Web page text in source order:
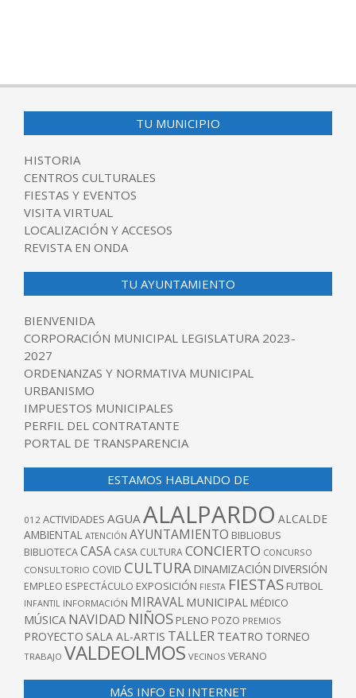
TU MUNICIPIO
HISTORIA
CENTROS CULTURALES
FIESTAS Y EVENTOS
VISITA VIRTUAL
LOCALIZACIÓN Y ACCESOS
REVISTA EN ONDA
TU AYUNTAMIENTO
BIENVENIDA
CORPORACIÓN MUNICIPAL LEGISLATURA 2023-
2027
ORDENANZAS Y NORMATIVA MUNICIPAL
URBANISMO
IMPUESTOS MUNICIPALES
PERFIL DEL CONTRATANTE
PORTAL DE TRANSPARENCIA
ESTAMOS HABLANDO DE
012 ACTIVIDADES AGUAALALPARDO ALCALDE
AMBIENTAL ATENCIÓN AYUNTAMIENTO BIBLIOBUS
BIBLIOTECACASA CASA CULTURACONCIERTO CONCURSO
CONSULTORIO COVID CULTURA DINAMIZACIÓN DIVERSIÓN
EMPLEO ESPECTÁCULO EXPOSICIÓN FIESTA FIESTAS FUTBOL
INFANTIL INFORMACIÓN MIRAVAL MUNICIPAL MÉDICO
MÚSICA NAVIDAD NIÑOS PLENO POZO PREMIOS
PROYECTO SALA AL-ARTIS TALLER TEATRO TORNEO
TRABAJO VALDEOLMOS VECINOS VERANO
MÁS INFO EN INTERNET